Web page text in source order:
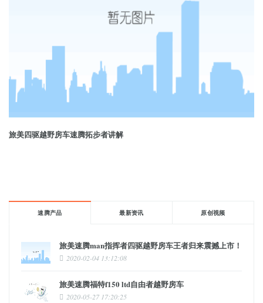
旅美四驱越野房车速腾拓步者讲解
速腾产品 最新资讯 原创视频
旅美速腾man指挥者四驱越野房车王者归来震撼上市！
2020-02-04 13:12:08
旅美速腾福特f150 ltd自由者越野房车
2020-05-27 17:20:25